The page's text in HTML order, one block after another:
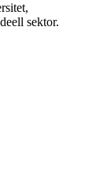
sektor.